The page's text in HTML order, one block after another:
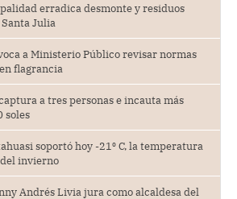
erradica desmonte y residuos
Julia
a Ministerio Público revisar normas
flagrancia
a tres personas e incauta más
soles
soportó hoy -21⁰ C, la temperatura
invierno
Andrés Livia jura como alcaldesa del